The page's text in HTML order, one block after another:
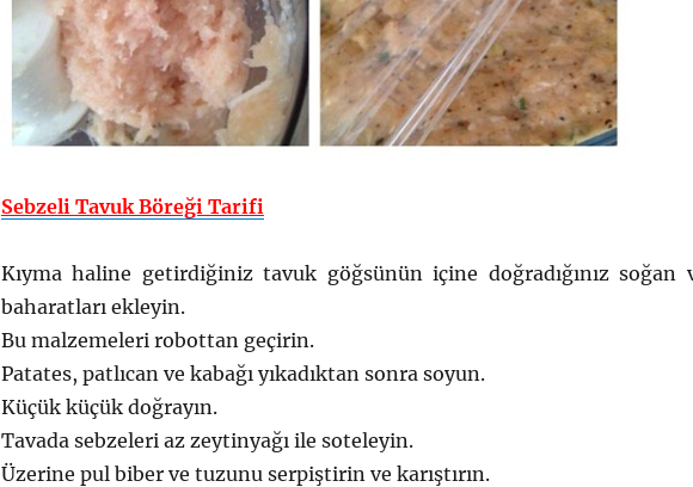
Sebzeli Tavuk Böreği Tarifi
Kıyma haline getirdiğiniz tavuk göğsünün içine doğradığınız soğan
baharatları ekleyin.
Bu malzemeleri robottan geçirin.
Patates, patlıcan ve kabağı yıkadıktan sonra soyun.
Küçük küçük doğrayın.
Tavada sebzeleri az zeytinyağı ile soteleyin.
Üzerine pul biber ve tuzunu serpiştirin ve karıştırın.